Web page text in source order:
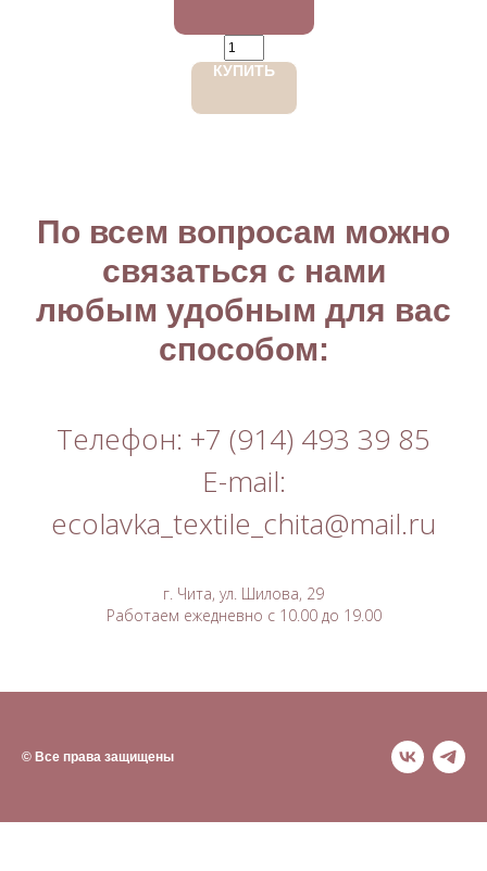
КУПИТЬ
По всем вопросам можно
связаться с нами
любым удобным для вас
способом:
Телефон: +7 (914) 493 39 85
E-mail:
ecolavka_textile_chita@mail.ru
г. Чита, ул. Шилова, 29
Работаем ежедневно с 10.00 до 19.00
© Все права защищены